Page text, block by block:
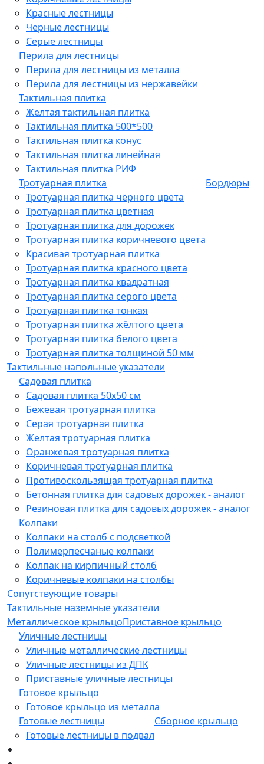
Красные лестницы
Черные лестницы
Серые лестницы
Перила для лестницы
Перила для лестницы из металла
Перила для лестницы из нержавейки
Тактильная плитка
Желтая тактильная плитка
Тактильная плитка 500*500
Тактильная плитка конус
Тактильная плитка линейная
Тактильная плитка РИФ
Тротуарная плитка
Тротуарная плитка чёрного цвета
Тротуарная плитка цветная
Тротуарная плитка для дорожек
Тротуарная плитка коричневого цвета
Красивая тротуарная плитка
Тротуарная плитка красного цвета
Тротуарная плитка квадратная
Тротуарная плитка серого цвета
Тротуарная плитка тонкая
Тротуарная плитка жёлтого цвета
Тротуарная плитка белого цвета
Тротуарная плитка толщиной 50 мм
Бордюры
Тактильные напольные указатели
Садовая плитка
Садовая плитка 50х50 см
Бежевая тротуарная плитка
Серая тротуарная плитка
Желтая тротуарная плитка
Оранжевая тротуарная плитка
Коричневая тротуарная плитка
Противоскользящая тротуарная плитка
Бетонная плитка для садовых дорожек - аналог
Резиновая плитка для садовых дорожек - аналог
Колпаки
Колпаки на столб с подсветкой
Полимерпесчаные колпаки
Колпак на кирпичный столб
Коричневые колпаки на столбы
Сопутствующие товары
Тактильные наземные указатели
Металлическое крыльцоПриставное крыльцо
Уличные лестницы
Уличные металлические лестницы
Уличные лестницы из ДПК
Приставные уличные лестницы
Готовое крыльцо
Готовое крыльцо из металла
Готовые лестницы
Готовые лестницы в подвал
Сборное крыльцо